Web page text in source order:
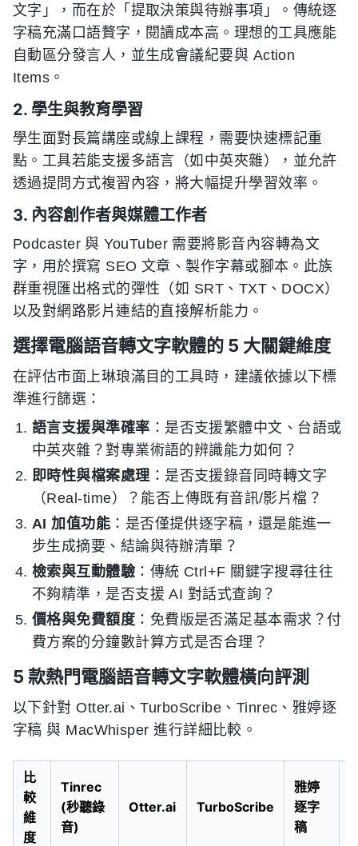
文字」，而在於「提取決策與待辦事項」。傳統逐
字稿充滿口語贅字，閱讀成本高。理想的工具應能
自動區分發言人，並生成會議紀要與 Action
Items。
2. 學生與教育學習
學生面對長篇講座或線上課程，需要快速標記重
點。工具若能支援多語言（如中英夾雜），並允許
透過提問方式複習內容，將大幅提升學習效率。
3. 內容創作者與媒體工作者
Podcaster 與 YouTuber 需要將影音內容轉為文
字，用於撰寫 SEO 文章、製作字幕或腳本。此族
群重視匯出格式的彈性（如 SRT、TXT、DOCX）
以及對網路影片連結的直接解析能力。
選擇電腦語音轉文字軟體的 5 大關鍵維度
在評估市面上琳琅滿目的工具時，建議依據以下標
準進行篩選：
語言支援與準確率 ：是否支援繁體中文、台語或
中英夾雜？對專業術語的辨識能力如何？
即時性與檔案處理：是否支援錄音同時轉文字
（Real-time）？能否上傳既有音訊/影片檔？
AI 加值功能 ：是否僅提供逐字稿，還是能進一
步生成摘要、結論與待辦清單？
檢索與互動體驗 ：傳統 Ctrl+F 關鍵字搜尋往往
不夠精準，是否支援 AI 對話式查詢？
價格與免費額度 ：免費版是否滿足基本需求？付
費方案的分鐘數計算方式是否合理？
5 款熱門電腦語音轉文字軟體橫向評測
以下針對 Otter.ai、TurboScribe、Tinrec、雅婷逐
字稿 與 MacWhisper 進行詳細比較。
比
較
維
度
Tinrec
(秒聽錄
音)
Otter.ai TurboScribe
雅婷
逐字
稿